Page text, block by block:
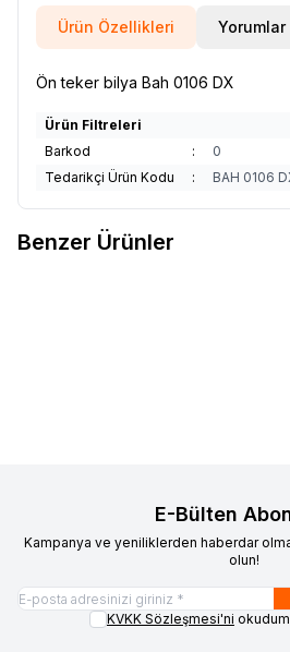
Ürün Özellikleri Yorumlar
Ön teker bilya Bah 0106 DX
Ürün Filtreleri
Barkod
:
0
Tedarikçi Ürün Kodu
: BAH 0106
Benzer Ürünler
E-Bülten
Kampanya ve yeniliklerden haberdar
olun!
KVKK Sözleşmesi'ni